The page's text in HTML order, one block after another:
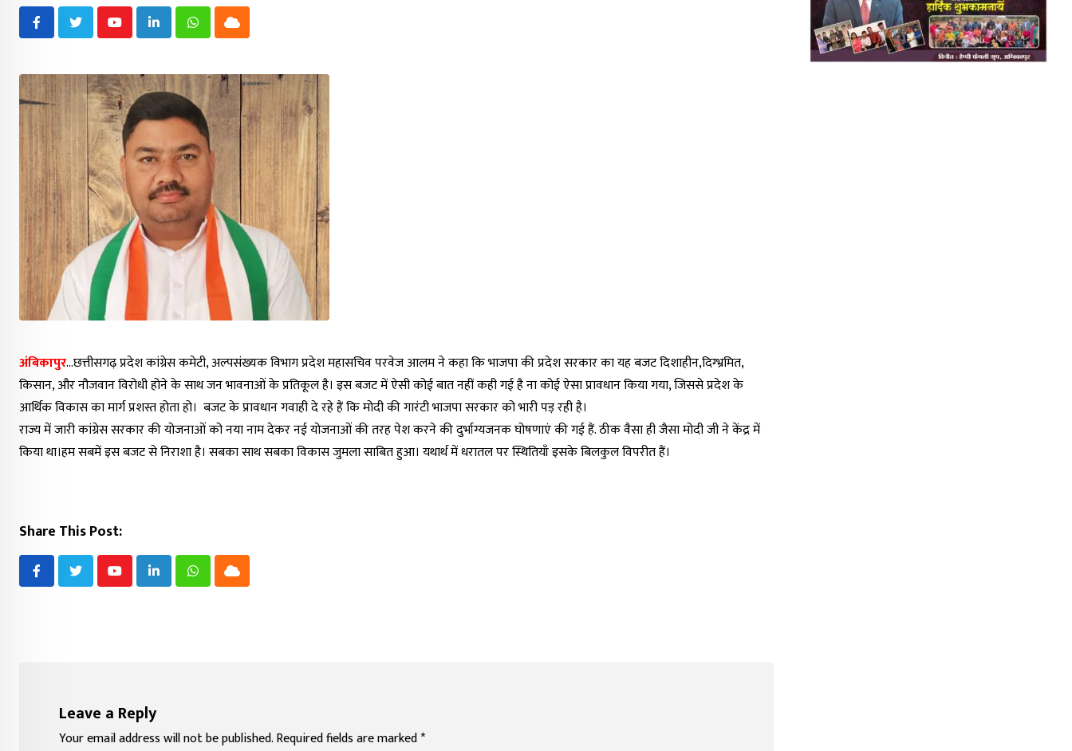
YoutubeLinkedInWhatsappCloud
अंबिकापुर…छत्तीसगढ़ प्रदेश कांग्रेस कमेटी, अल्पसंख्यक विभाग प्रदेश महासचिव परवेज आलम ने कहा कि भाजपा की प्रदेश सरकार का यह बजट दिशाहीन,दिग्भ्रमित,
किसान, और नौजवान विरोधी होने के साथ जन भावनाओं के प्रतिकूल है। इस बजट में ऐसी कोई बात नहीं कही गई है ना कोई ऐसा प्रावधान किया गया, जिससे प्रदेश के
आर्थिक विकास का मार्ग प्रशस्त होता हो। बजट के प्रावधान गवाही दे रहे हैं कि मोदी की गारंटी भाजपा सरकार को भारी पड़ रही है।
राज्य में जारी कांग्रेस सरकार की योजनाओं को नया नाम देकर नई योजनाओं की तरह पेश करने की दुर्भाग्यजनक घोषणाएं की गई हैं. ठीक वैसा ही जैसा मोदी जी ने केंद्र में
किया था।हम सबमें इस बजट से निराशा है। सबका साथ सबका विकास जुमला साबित हुआ। यथार्थ में धरातल पर स्थितियाँ इसके बिलकुल विपरीत हैं।
Share This Post:
YoutubeLinkedInWhatsappCloud
Leave a Reply
Your email address will not be published.Required fields are marked*